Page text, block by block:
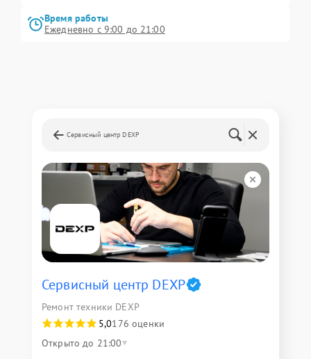
Время работы
Ежедневно с 9:00 до 21:00
Сервисный центр DEXP
Сервисный центр DEXP
Ремонт техники DEXP
5,0176 оценки
Открыто до 21:00